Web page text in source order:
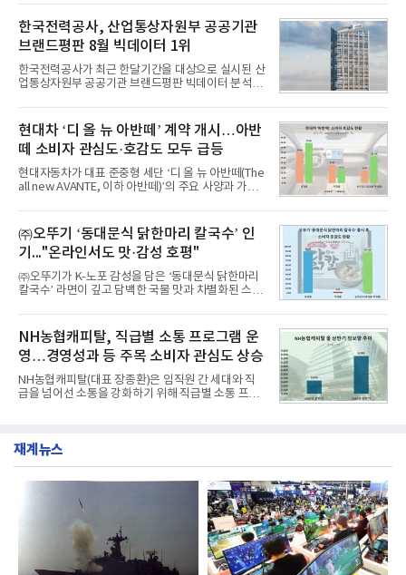
일 한국기업평판연구소(소장 구창환)는 국내 교육서
비스 상장기업 브랜드를 대상으로 지난 7월 7일부터
8월 7일까지 수집된 소비자 빅데이터 10,074,233건
을 분석한 결과, 메가스터디교육이 브랜드평판지수
1,710,926을 기록하며 8월 1위에 올랐다고 밝혔다.
분석에 활용된 빅데이터는 지난 7월(9,491,206건) 대
비 6.14% 증가한 수치로, 교육서비스 상장기업 브랜
디교육, 대교, 디지
한국전력공사, 산업통상자원부 공공기관
브랜드평판 8월 빅데이터 1위
한국전력공사가 최근 한달기간을 대상으로 실시된 산
업통상자원부 공공기관 브랜드평판 빅데이터 분석에
이 순으로 뒤를 이었다.7일 한국기업평판연구소(소장
구창환)는 산업통상자원부 공공기관 41개 브랜드를
대상으로 지난 7월 7일부터 8월 7일까지 수집된 소비
자 빅데이터 91,102,549건을 분석한 결과, 한국전력
공사가 브랜드평판지수 10,670,633을 기록하며 8월
1위에 올랐다고 밝혔다. 분석에 활용된 빅데이터는 지
난 7월(88,893,823건) 대비 2.48% 증가한 수치다.연
수력원자력, 한국석
현대차 ‘디 올 뉴 아반떼’ 계약 개시…아반
떼 소비자 관심도·호감도 모두 급등
현대자동차가 대표 준중형 세단 ‘디 올 뉴 아반떼(The
all new AVANTE, 이하 아반떼)’의 주요 사양과 가격
떼는 6년 만에 선보이는 8세대 완전변경 모델로, ▲정
교한 선과 면을 중심으로 완성한 파격적인 디자인 ▲
과거 중형 세단 수준으로 확대된 차체 제원 ▲글로벌
최고 수준의 안전성 ▲성능과 효율을 동시에 높인 주
행 완성도 ▲첨단 편의 및 디지털 사양 적용 등을 통해
글로벌 준중형 세단의 새로운 기준을 세웠다.아반떼
는 가솔린 2.0과 1.6 하이브리드 두 가지 파워트레인
넘
㈜오뚜기 ‘동대문식 닭한마리 칼국수’ 인
기..."온라인서도 맛·감성 호평"
㈜오뚜기가 K-노포 감성을 담은 ‘동대문식 닭한마리
칼국수’ 라면이 깊고 담백한 국물 맛과 차별화된 스토
혔다.‘동대문식 닭한마리 칼국수’는 예상을 뛰어넘는
소비자 호응에 힘입어 지난 7월 13일 첫 선을 보인 지
단 18일 만에 누적 판매량 50만 개를 돌파하는 성과를
거두었다.이번 신제품은 개발진이 전국의 닭한마리
전문점을 직접 찾아 다니며 최적의 육수 비율을 완성
했다. 자극적이지 않으면서도 깊은 닭육수에 마늘의
개운한 풍미를 더했으며, 국물이 잘 배어들면서도 쫄
서도
NH농협캐피탈, 직급별 소통 프로그램 운
영…경영성과 등 주목 소비자 관심도 상승
NH농협캐피탈(대표 장종환)은 임직원 간 세대와 직
급을 넘어선 소통을 강화하기 위해 직급별 소통 프로
영지원부 홍보팀과 2026년 새로이(e)＊가 공동 주관
쳐 진행됐다.참고로 새로이(e)는 NH농협캐피탈 MZ
세대들로(과장~계장) 구성된 자율 참여조직으로, 조
직문화 혁신과 업무 효율성 향상을 위한 다양한 활동
을 추진하며,새로운 변화와 이로운 영향력을 조직전
반에 전파하는 역할
재계뉴스